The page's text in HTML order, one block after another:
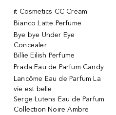
it Cosmetics CC Cream
Bianco Latte Perfume
Bye bye Under Eye
Concealer
Billie Eilish Perfume
Prada Eau de Parfum Candy
Lancôme Eau de Parfum La
vie est belle
Serge Lutens Eau de Parfum
Collection Noire Ambre